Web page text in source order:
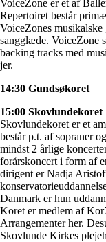
VoiceZone er et af
Repertoiret består
VoiceZones
sangglæde. VoiceZone
backing tracks med
jer.
14:30 Gundsøkoret
15:00 Skovlundekoret
Skovlundekoret er et
består p.t. af sopraner
mindst 2 årlige
forårskoncert i form af
dirigent er Nadja
Danmark er hun
Koret er medlem af
Arrangementer her.
Skovlunde Kirkes